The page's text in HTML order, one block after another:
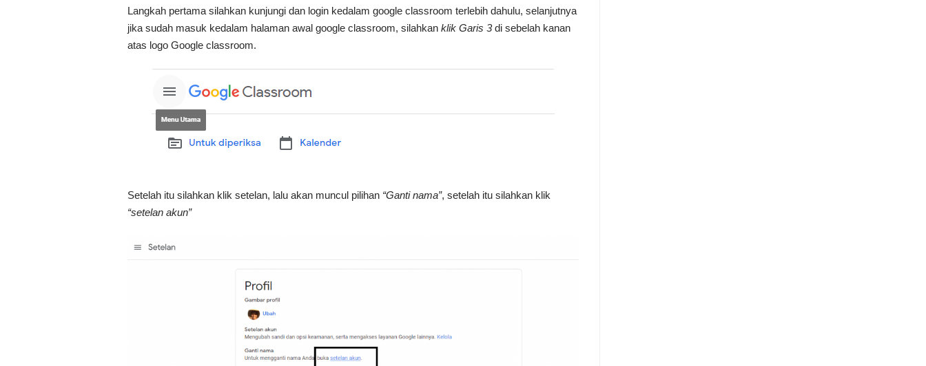
Langkah pertama silahkan kunjungi dan login kedalam google classroom terlebih dahulu, selanjutnya
jika sudah masuk kedalam halaman awal google classroom, silahkan klik Garis 3di sebelah kanan
atas logo Google classroom.
Setelah itu silahkan klik setelan, lalu akan muncul pilihan “Ganti nama”, setelah itu silahkan klik
“setelan akun”